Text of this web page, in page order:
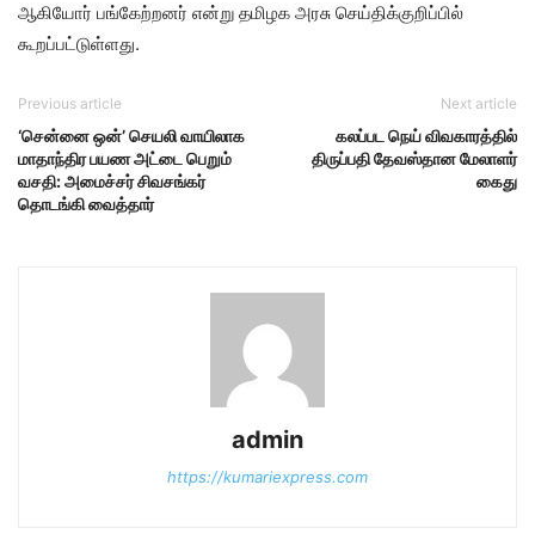
ஆகியோர் பங்கேற்றனர் என்று தமிழக அரசு செய்​திக்​குறிப்​பில்
கூறப்பட்டுள்ளது.
Previous article
‘சென்னை ஒன்’ செயலி வாயிலாக
மாதாந்திர பயண அட்டை பெறும்
வசதி: அமைச்சர் சிவசங்கர்
தொடங்கி வைத்தார்
Next article
கலப்பட நெய் விவகாரத்தில்
திருப்பதி தேவஸ்தான மேலாளர்
கைது
admin
https://kumariexpress.com